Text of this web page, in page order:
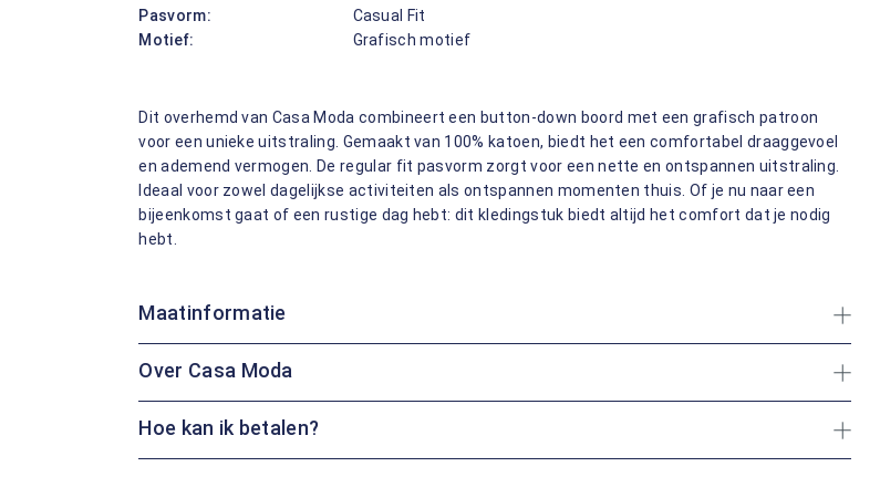
Pasvorm:
Casual Fit
Motief:
Grafisch motief
Dit overhemd van Casa Moda combineert een button-down boord met een grafisch patroon
voor een unieke uitstraling. Gemaakt van 100% katoen, biedt het een comfortabel draaggevoel
en ademend vermogen. De regular fit pasvorm zorgt voor een nette en ontspannen uitstraling.
Ideaal voor zowel dagelijkse activiteiten als ontspannen momenten thuis. Of je nu naar een
bijeenkomst gaat of een rustige dag hebt: dit kledingstuk biedt altijd het comfort dat je nodig
hebt.
Maatinformatie
Over Casa Moda
Hoe kan ik betalen?